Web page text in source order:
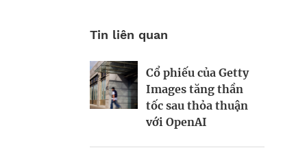
Tin liên quan
Cổ phiếu của Getty
Images tăng thần
tốc sau thỏa thuận
với OpenAI
Động lực và những
“điểm nghẽn” trên
hành trình kiến
thiết đô thị xanh
World Bank: Việt
Nam cần điều chỉnh
mô hình tăng
trưởng